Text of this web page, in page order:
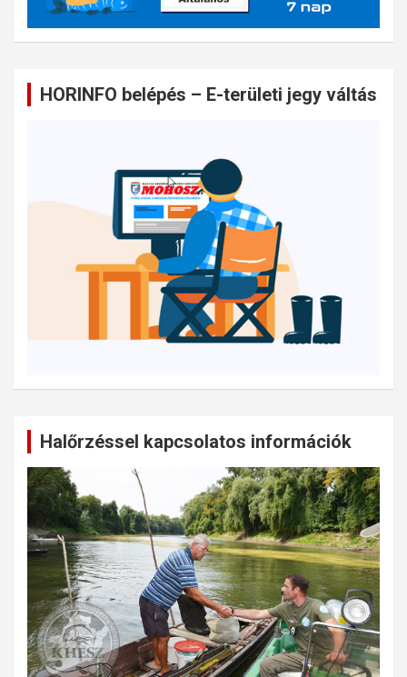
HORINFO belépés – E-területi jegy váltás
Halőrzéssel kapcsolatos információk